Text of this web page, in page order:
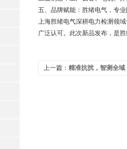
五、品牌赋能：胜绪电气，专
上海胜绪电气深耕电力检测领
广泛认可。此次新品发布，是
上一篇： 精准抗扰，智测全